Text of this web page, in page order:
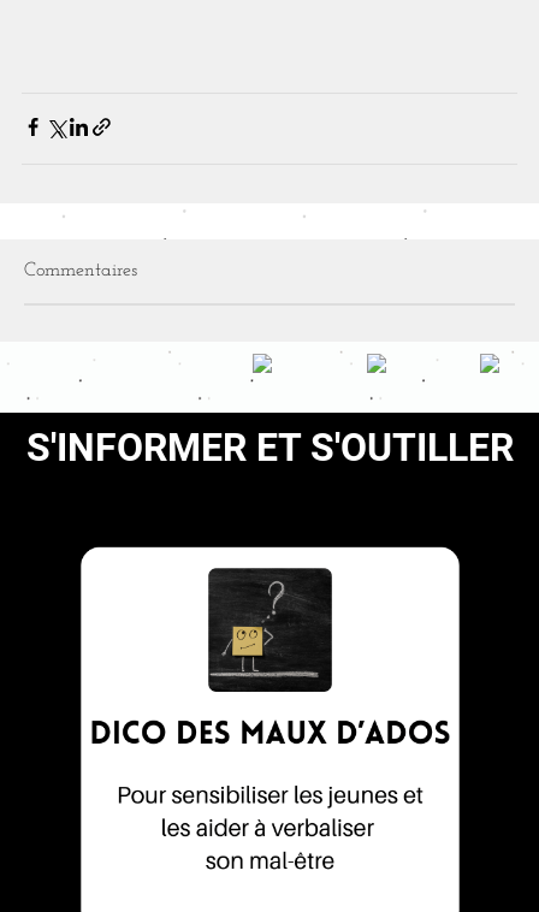
Commentaires
S'INFORMER ET S'OUTILLER